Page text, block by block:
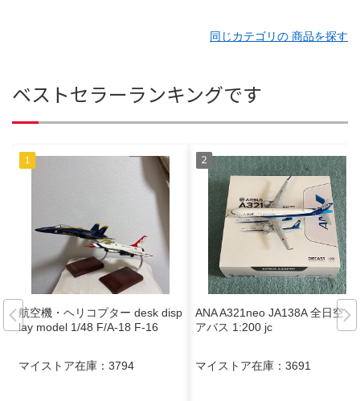
同じカテゴリの 商品を探す
ベストセラーランキングです
航空機・ヘリコプター desk disp
lay model 1/48 F/A-18 F-16
マイストア在庫： 3794
ANA A321neo JA138A 全日空 エ
アバス 1:200 jc
マイストア在庫： 3691